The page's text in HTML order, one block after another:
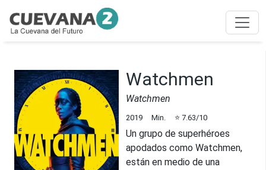
Watchmen
Watchmen
2019 Min. ⭐ 7.63/10
Un grupo de superhéroes
apodados como Watchmen,
están en medio de una